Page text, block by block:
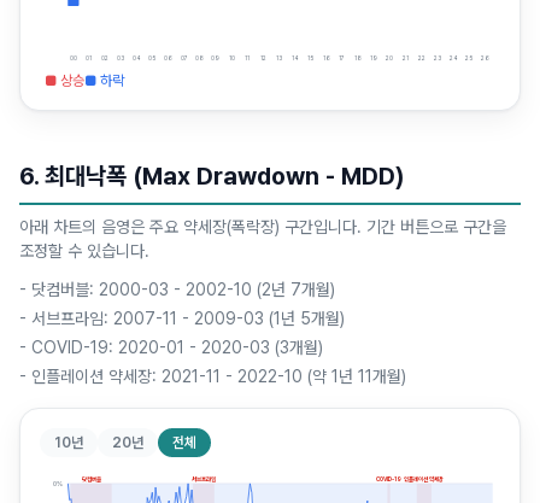
00 01 02 03 04 05 06 07 08 09 10 11 12 13 14 15 16 17 18 19 20 21 22 23 24 25 26
■ 상승■ 하락
6. 최대낙폭 (Max Drawdown - MDD)
아래 차트의 음영은 주요 약세장(폭락장) 구간입니다. 기간 버튼으로 구간을
조정할 수 있습니다.
- 닷컴버블: 2000-03 - 2002-10 (2년 7개월)
- 서브프라임: 2007-11 - 2009-03 (1년 5개월)
- COVID-19: 2020-01 - 2020-03 (3개월)
- 인플레이션 약세장: 2021-11 - 2022-10 (약 1년 11개월)
10년 20년 전체
닷컴버블 서브프라임 COVID-19 인플레이션 약세장
0%